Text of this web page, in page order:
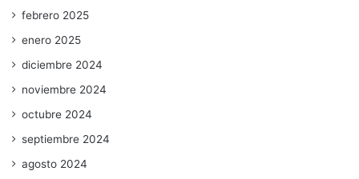
febrero 2025
enero 2025
diciembre 2024
noviembre 2024
octubre 2024
septiembre 2024
agosto 2024